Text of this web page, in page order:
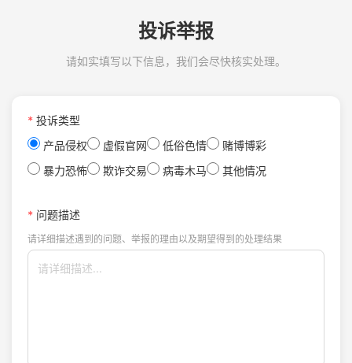
投诉举报
请如实填写以下信息，我们会尽快核实处理。
* 投诉类型
产品侵权
虚假官网 低俗色情
赌博博彩
暴力恐怖
欺诈交易 病毒木马 其他情况
* 问题描述
请详细描述遇到的问题、举报的理由以及期望得到的处理结果